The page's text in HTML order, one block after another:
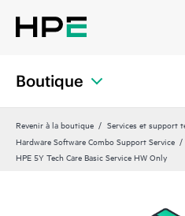
Boutique
Revenir à la boutique Services et support
Hardware Software Combo Support Service
HPE 5Y Tech Care Basic Service HW Only